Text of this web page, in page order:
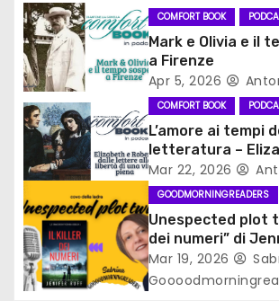
o
n
e
a
r
t
i
c
COMFORT BOOK
Mark e Olivia e il
a Firenze
Apr 5, 2026
COMFORT BOOK
L’amore ai tempi
letteratura –
Robert, dalle
di una vita piena
Mar 22, 2026
GOODMORNINGREADERS
Unespected plot
dei numeri” di
Mar 19, 2026